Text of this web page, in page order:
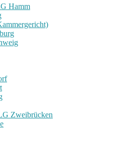
Hamm
Zweibrücken